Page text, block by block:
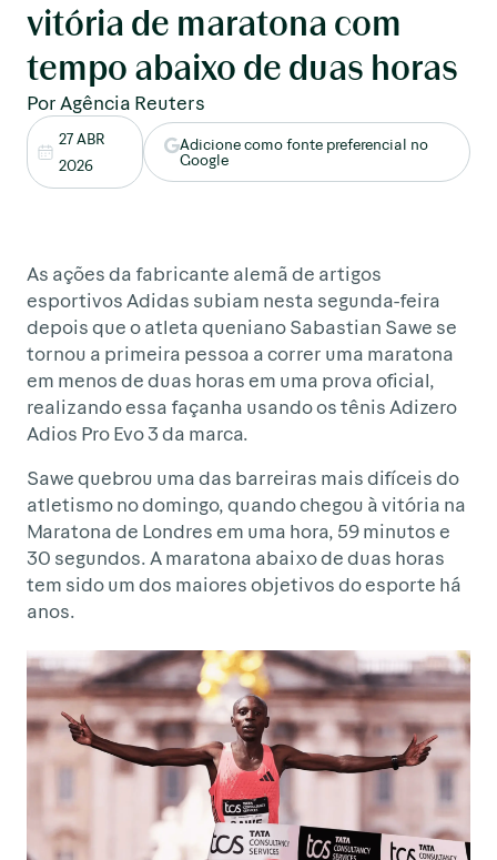
vitória de maratona com
tempo abaixo de duas horas
Por Agência Reuters
27 ABR
2026
Adicione como fonte preferencial no
Google
As ações da fabricante alemã de artigos
esportivos Adidas subiam nesta segunda-feira
depois que o atleta queniano Sabastian Sawe se
tornou a primeira pessoa a correr uma maratona
em menos de duas horas em uma prova oficial,
realizando essa façanha usando os tênis Adizero
Adios Pro Evo 3 da marca.
Sawe quebrou uma das barreiras mais difíceis do
atletismo no domingo, quando chegou à vitória na
Maratona de Londres em uma hora, 59 minutos e
30 segundos. A maratona abaixo de duas horas
tem sido um dos maiores objetivos do esporte há
anos.